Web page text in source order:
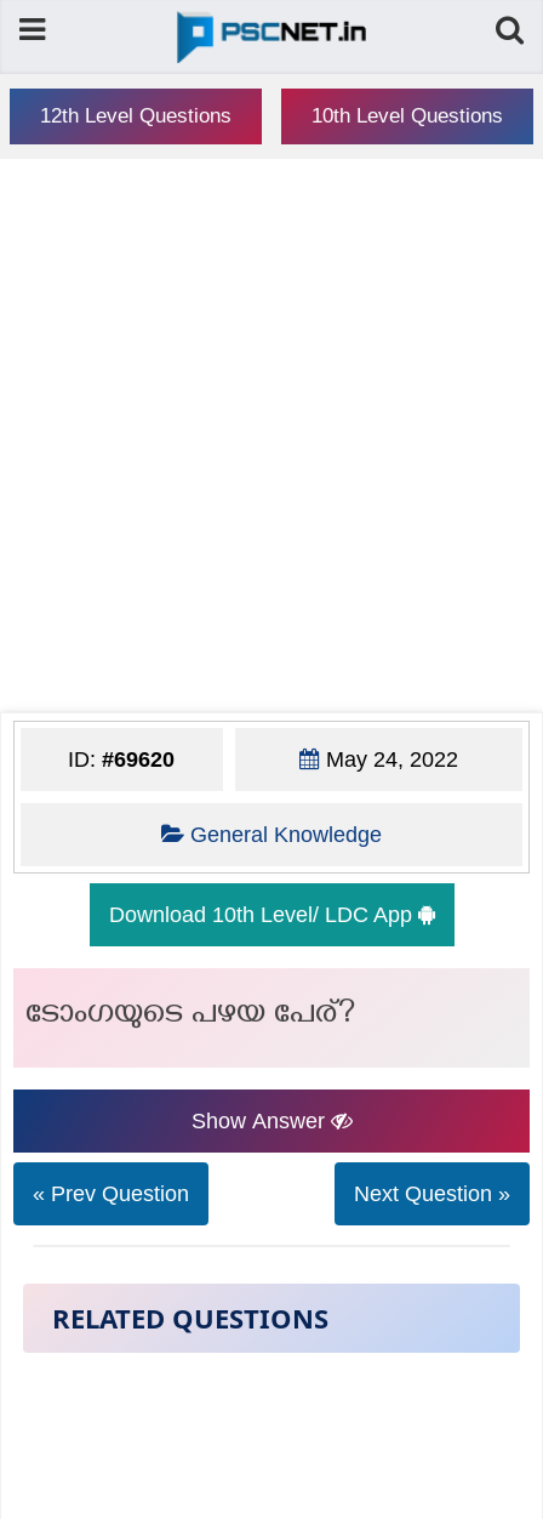
12th Level Questions 10th Level Questions
ID:#69620 May 24, 2022
General Knowledge
Download 10th Level/ LDC App
ടോംഗയുടെ പഴയ പേര്?
Show Answer
« Prev Question Next Question »
RELATED QUESTIONS